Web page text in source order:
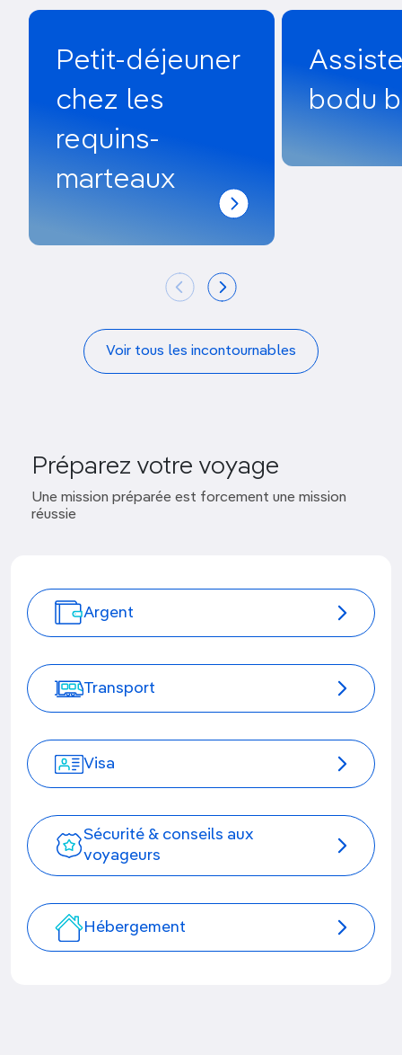
Petit-déjeuner
chez les
requins-
marteaux
bodu
Voir tous les incontournables
Préparez votre voyage
Une mission préparée est forcement une mission
réussie
Argent
Transport
Visa
Sécurité & conseils aux
voyageurs
Hébergement